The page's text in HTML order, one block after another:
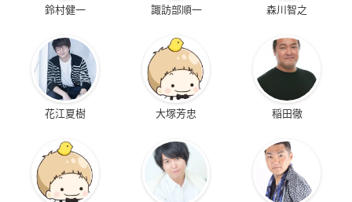
鈴村健一 諏訪部順一 森川智之
花江夏樹 大塚芳忠 稲田徹